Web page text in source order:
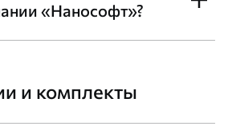
«Нанософт»?
и комплекты